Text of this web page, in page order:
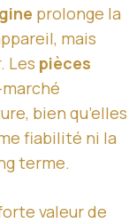
prolonge la
mais
Les pièces
marché
bien qu’elles
fiabilité ni la
terme.
valeur de